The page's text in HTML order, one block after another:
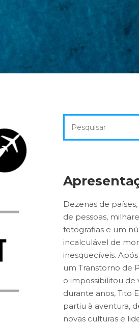
por:
Dezenas de
de pessoas,
fotografias e um
incalculável de
inesquecíveis.
um Transtorno de
o impossibilitou de
durante anos, Tito
partiu à aventura,
novas culturas e